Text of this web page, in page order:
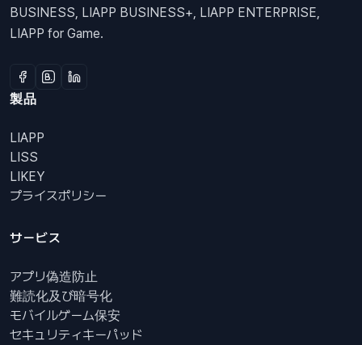
BUSINESS, LIAPP BUSINESS+, LIAPP ENTERPRISE,
LIAPP for Game.
製品
LIAPP
LISS
LIKEY
プライスポリシー
サービス
アプリ偽造防止
難読化及び暗号化
モバイルゲーム保安
セキュリティキーパッド